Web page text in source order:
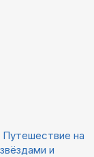
Путешествие на
и